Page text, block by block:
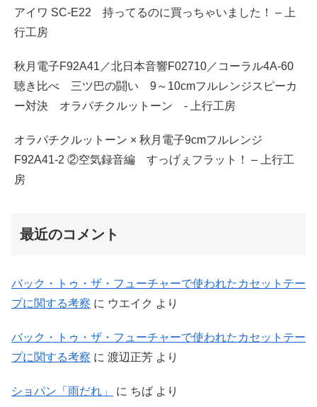
アイワ SC-E22 持ってるのに買っちゃいました！ – 上
行工房
秋月電子F92A41／北日本音響F02710／コーラル4A-60
聴き比べ 三ツ巴の闘い 9～10cmフルレンジスピーカ
ー対決 オラパチクルットーン - 上行工房
オラパチクルットーン × 秋月電子9cmフルレンジ
F92A41-2 ②空気録音編 すっげぇフラット！ – 上行工
房
最近のコメント
バック・トゥ・ザ・フューチャーで使われたカセットテー
プに関する考察 に ウエイク より
バック・トゥ・ザ・フューチャーで使われたカセットテー
プに関する考察 に 渡辺正芳 より
ショパン「雨だれ」 に ちば より